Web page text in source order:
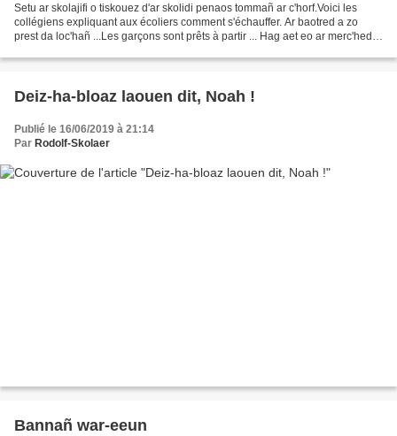
Setu ar skolajifi o tiskouez d'ar skolidi penaos tommañ ar c'horf.Voici les
collégiens expliquant aux écoliers comment s'échauffer. Ar baotred a zo
prest da loc'hañ ...Les garçons sont prêts à partir ... Hag aet eo ar merc'hed
Deiz-ha-bloaz laouen dit, Noah !
Publié le 16/06/2019 à 21:14
Par Rodolf-Skolaer
Bannañ war-eeun